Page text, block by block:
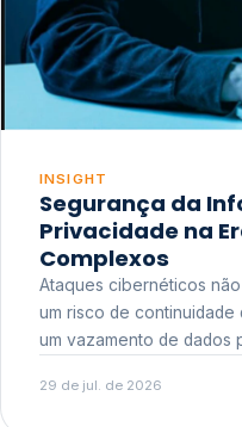
INSIGHT
Segurança da
Privacidade na
Complexos
Ataques cibernéticos
um risco de continuidade de negócio.
um vazamento de dados
reputacional e o risco
29 de jul. de 2026